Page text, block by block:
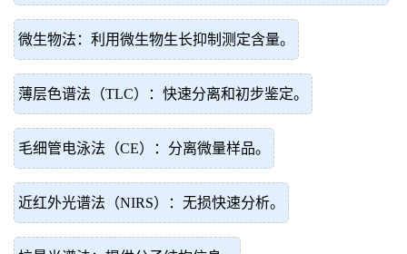
微生物法：利用微生物生长抑制测定含量。
薄层色谱法（TLC）：快速分离和初步鉴定。
毛细管电泳法（CE）：分离微量样品。
近红外光谱法（NIRS）：无损快速分析。